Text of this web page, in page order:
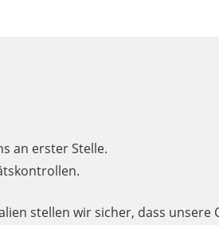
an erster Stelle.
stellen wir sicher, dass unsere